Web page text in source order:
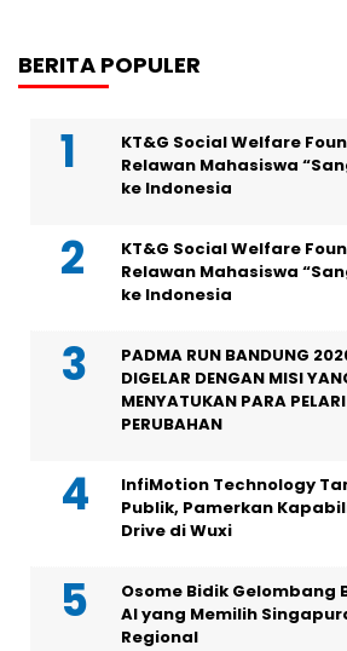
BERITA POPULER
KT&G Social Welfare
Relawan Mahasiswa
ke Indonesia
KT&G Social Welfare
Relawan Mahasiswa
ke Indonesia
PADMA RUN BANDUNG
DIGELAR DENGAN MISI
MENYATUKAN PARA
PERUBAHAN
InfiMotion Technology
Publik, Pamerkan
Drive di Wuxi
Osome Bidik Gelombang
AI yang Memilih
Regional